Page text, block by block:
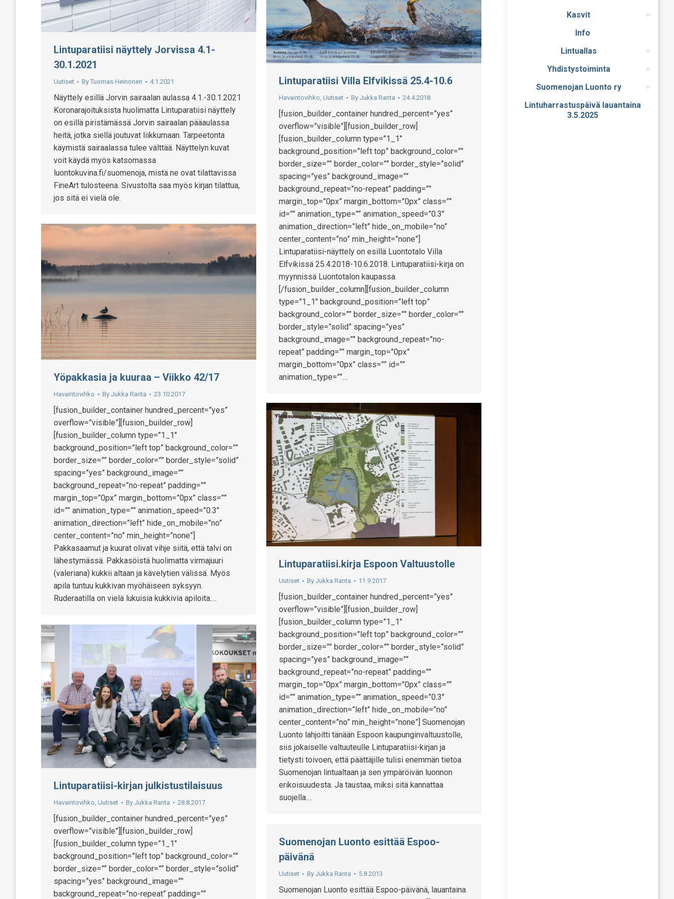
Kasvit
Info
Lintuallas
Yhdistystoiminta
Suomenojan Luonto ry
Lintuharrastuspäivä lauantaina
3.5.2025
Lintuparatiisi näyttely Jorvissa 4.1-
30.1.2021
Uutiset By Tuomas Heinonen 4.1.2021
Näyttely esillä Jorvin sairaalan aulassa 4.1.-30.1.2021
Koronarajoituksista huolimatta Lintuparatiisi näyttely
on esillä piristämässä Jorvin sairaalan pääaulassa
heitä, jotka siellä joutuvat liikkumaan. Tarpeetonta
käymistä sairaalassa tulee välttää. Näyttelyn kuvat
voit käydä myös katsomassa
luontokuvina.fi/suomenoja, mistä ne ovat tilattavissa
FineArt tulosteena. Sivustolta saa myös kirjan tilattua,
jos sitä ei vielä ole.
Lintuparatiisi Villa Elfvikissä 25.4-10.6
Havaintovihko Uutiset By Jukka Ranta 24.4.2018
[fusion_builder_container hundred_percent=”yes”
overflow=”visible”][fusion_builder_row]
[fusion_builder_column type=”1_1″
background_position=”left top” background_color=””
border_size=”” border_color=”” border_style=”solid”
spacing=”yes” background_image=””
background_repeat=”no-repeat” padding=””
margin_top=”0px” margin_bottom=”0px” class=””
id=”” animation_type=”” animation_speed=”0.3″
animation_direction=”left” hide_on_mobile=”no”
center_content=”no” min_height=”none”]
Lintuparatiisi-näyttely on esillä Luontotalo Villa
Elfvikissä 25.4.2018-10.6.2018. Lintuparatiisi-kirja on
myynnissä Luontotalon kaupassa.
[/fusion_builder_column][fusion_builder_column
type=”1_1″ background_position=”left top”
background_color=”” border_size=”” border_color=””
border_style=”solid” spacing=”yes”
background_image=”” background_repeat=”no-
repeat” padding=”” margin_top=”0px”
margin_bottom=”0px” class=”” id=””
animation_type=””…
Yöpakkasia ja kuuraa – Viikko 42/17
Havaintovihko By Jukka Ranta 23.10.2017
[fusion_builder_container hundred_percent=”yes”
overflow=”visible”][fusion_builder_row]
[fusion_builder_column type=”1_1″
background_position=”left top” background_color=””
border_size=”” border_color=”” border_style=”solid”
spacing=”yes” background_image=””
background_repeat=”no-repeat” padding=””
margin_top=”0px” margin_bottom=”0px” class=””
id=”” animation_type=”” animation_speed=”0.3″
animation_direction=”left” hide_on_mobile=”no”
center_content=”no” min_height=”none”]
Pakkasaamut ja kuurat olivat vihje siitä, että talvi on
lähestymässä. Pakkasöistä huolimatta virmajuuri
(valeriana) kukkii altaan ja kävelytien välissä. Myös
apila tuntuu kukkivan myöhäiseen syksyyn.
Ruderaatilla on vielä lukuisia kukkivia apiloita.…
Lintuparatiisi.kirja Espoon Valtuustolle
Uutiset By Jukka Ranta 11.9.2017
[fusion_builder_container hundred_percent=”yes”
overflow=”visible”][fusion_builder_row]
[fusion_builder_column type=”1_1″
background_position=”left top” background_color=””
border_size=”” border_color=”” border_style=”solid”
spacing=”yes” background_image=””
background_repeat=”no-repeat” padding=””
margin_top=”0px” margin_bottom=”0px” class=””
id=”” animation_type=”” animation_speed=”0.3″
animation_direction=”left” hide_on_mobile=”no”
center_content=”no” min_height=”none”] Suomenojan
Luonto lahjoitti tänään Espoon kaupunginvaltuustolle,
siis jokaiselle valtuuteulle Lintuparatiisi-kirjan ja
tietysti toivoen, että päättäjille tulisi enemmän tietoa
Suomenojan lintualtaan ja sen ympäröivän luonnon
erikoisuudesta. Ja taustaa, miksi sitä kannattaa
suojella.…
Lintuparatiisi-kirjan julkistustilaisuus
Havaintovihko, Uutiset By Jukka Ranta 28.8.2017
[fusion_builder_container hundred_percent=”yes”
overflow=”visible”][fusion_builder_row]
[fusion_builder_column type=”1_1″
background_position=”left top” background_color=””
border_size=”” border_color=”” border_style=”solid”
spacing=”yes” background_image=””
background_repeat=”no-repeat” padding=””
Suomenojan Luonto esittää Espoo-
päivänä
Uutiset By Jukka Ranta 5.8.2013
Suomenojan Luonto esittää Espoo-päivänä, lauantaina